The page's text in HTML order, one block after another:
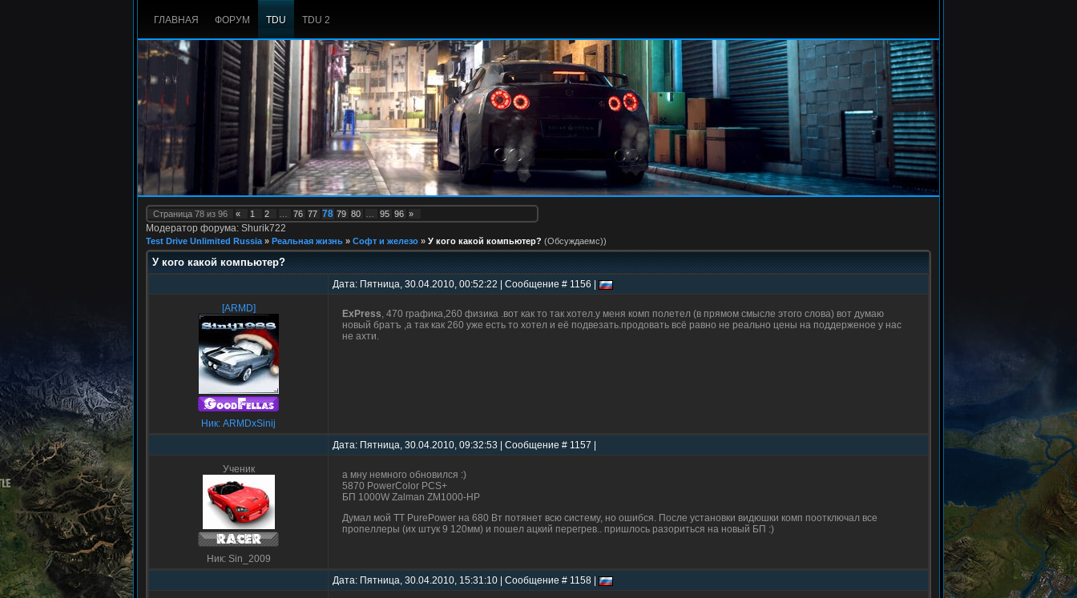
ГЛАВНАЯ ФОРУМ TDU TDU 2
Страница 78 из 96 « 1 2 76 77 78 79 80 95 96 »
Модератор форума: Shurik722
Test Drive Unlimited Russia » Реальная жизнь » Софт и железо » У кого какой компьютер? (Обсуждаемс))
У кого какой компьютер?
Дата: Пятница, 30.04.2010, 00:52:22 | Сообщение # 1156 |
[ARMD]
Ник: ARMDxSinij
ExPress, 470 графика,260 физика .вот как то так хотел.у меня комп полетел (в прямом смысле этого слова) вот думаю
новый братъ ,а так как 260 уже есть то хотел и её подвезать.продовать всё равно не реально цены на поддерженое у нас
не ахти.
Дата: Пятница, 30.04.2010, 09:32:53 | Сообщение # 1157 |
Ученик
Ник: Sin_2009
а мну немного обновился :)
5870 PowerColor PCS+
БП 1000W Zalman ZM1000-HP
Думал мой ТТ PurePower на 680 Вт потянет всю систему, но ошибся. После установки видюшки комп поотключал все
пропеллеры (их штук 9 120мм) и пошел ацкий перегрев.. пришлось разориться на новый БП :)
Дата: Пятница, 30.04.2010, 15:31:10 | Сообщение # 1158 |